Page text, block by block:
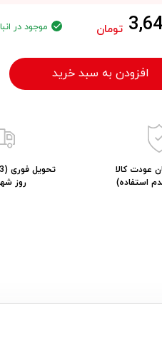
تومان موجود در
افزودن به سبد خرید
عودت کالا
استفاده)
روز